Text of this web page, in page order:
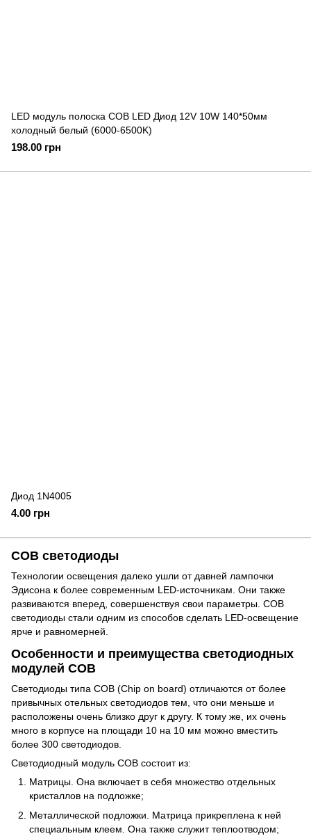
LED модуль полоска COB LED Диод 12V 10W 140*50мм
холодный белый (6000-6500K)
198.00 грн
Диод 1N4005
4.00 грн
COB светодиоды
Технологии освещения далеко ушли от давней лампочки
Эдисона к более современным LED-источникам. Они также
развиваются вперед, совершенствуя свои параметры. COB
светодиоды стали одним из способов сделать LED-освещение
ярче и равномерней.
Особенности и преимущества светодиодных
модулей COB
Светодиоды типа COB (Chip on board) отличаются от более
привычных отельных светодиодов тем, что они меньше и
расположены очень близко друг к другу. К тому же, их очень
много в корпусе на площади 10 на 10 мм можно вместить
более 300 светодиодов.
Светодиодный модуль COB состоит из:
Матрицы. Она включает в себя множество отдельных
кристаллов на подложке;
Металлической подложки. Матрица прикреплена к ней
специальным клеем. Она также служит теплоотводом;